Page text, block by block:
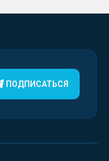
ПОДПИСАТЬСЯ